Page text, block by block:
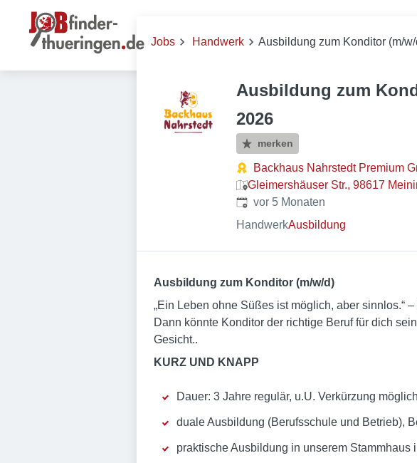
Jobs Handwerk Ausbildung zum Konditor (m/
Ausbildung zum
2026
merken
Backhaus Nahrstedt Premium
Gleimershäuser Str., 98617
Veröffentlicht:
vor 5 Monaten
HandwerkAusbildung
Ausbildung zum Konditor (m/w/d)
„Ein Leben ohne Süßes ist möglich, aber sinnlos.“
Dann könnte Konditor der richtige Beruf für dich
Gesicht..
KURZ UND KNAPP
Dauer: 3 Jahre regulär, u.U. Verkürzung möglich
duale Ausbildung (Berufsschule und Betrieb),
praktische Ausbildung in unserem Stammhaus